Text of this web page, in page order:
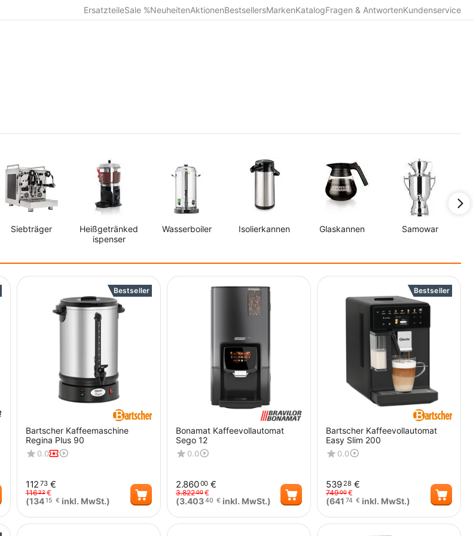
ErsatzteileSale %NeuheitenAktionenBestsellersMarkenKatalogFragen & AntwortenKundenservice
Siebträger
Heißgetränked
ispenser
Wasserboiler Isolierkannen Glaskannen Samowar
Bestseller
Bartscher Kaffeemaschine
Regina Plus 90
0.0
112 73 €
11622€
(13415 € inkl. MwSt.)
Bonamat Kaffeevollautomat
Sego 12
0.0
2.86000 €
3.82200€
(3.40340 € inkl. MwSt.)
Bestseller
Bartscher Kaffeevollautomat
Easy Slim 200
0.0
53928 €
74900€
(641 74 € inkl. MwSt.)